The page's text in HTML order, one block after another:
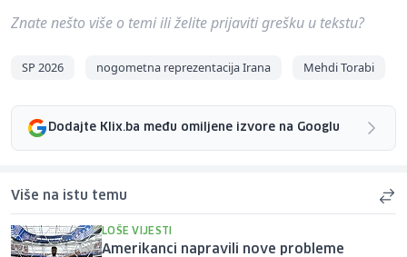
Znate nešto više o temi ili želite prijaviti grešku u tekstu?
SP 2026 nogometna reprezentacija Irana Mehdi Torabi
Dodajte Klix.ba među omiljene izvore na Googlu
Više na istu temu
LOŠE VIJESTI
Amerikanci napravili nove probleme